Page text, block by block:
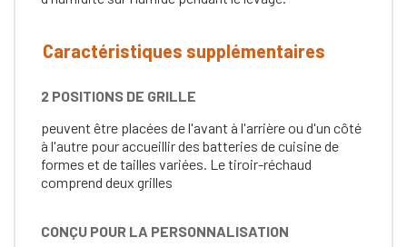
Caractéristiques supplémentaires
2 POSITIONS DE GRILLE
peuvent être placées de l'avant à l'arrière ou d'un côté
à l'autre pour accueillir des batteries de cuisine de
formes et de tailles variées. Le tiroir-réchaud
comprend deux grilles
CONÇU POUR LA PERSONNALISATION